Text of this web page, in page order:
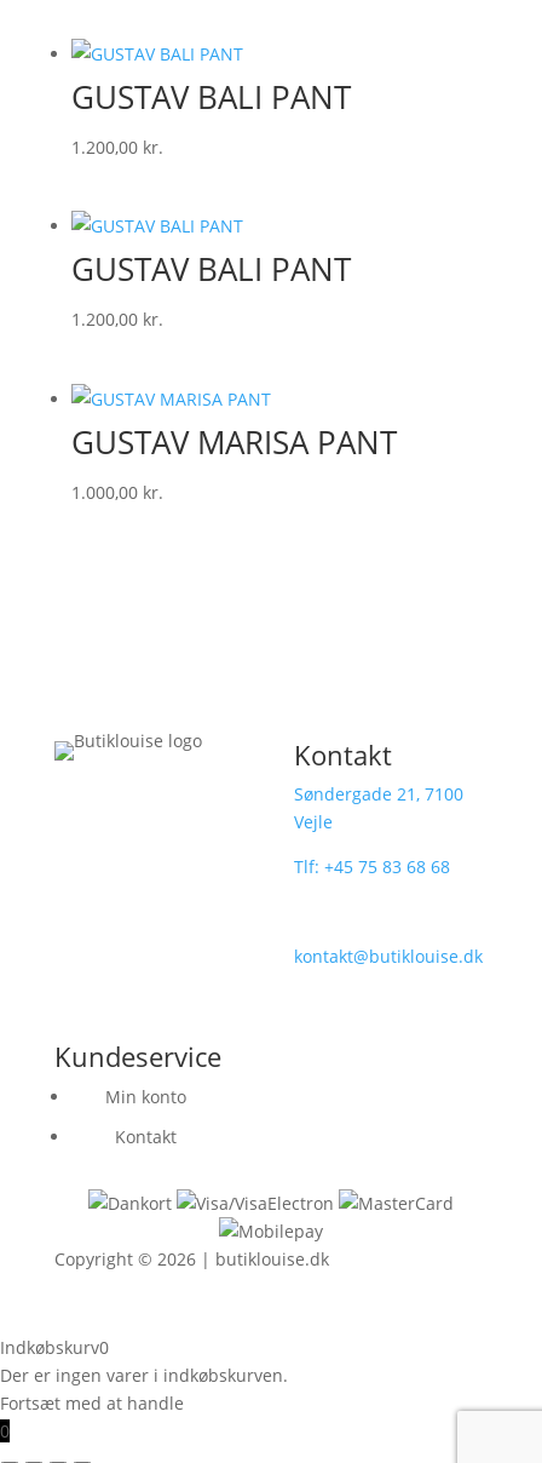
GUSTAV BALI PANT
1.200,00 kr.
GUSTAV BALI PANT
1.200,00 kr.
GUSTAV MARISA PANT
1.000,00 kr.
Kontakt
Søndergade 21, 7100
Vejle
Tlf: +45 75 83 68 68
kontakt@butiklouise.dk
Kundeservice
Min konto
Kontakt
Copyright © 2026 | butiklouise.dk
Indkøbskurv0
Der er ingen varer i indkøbskurven.
Fortsæt med at handle
0